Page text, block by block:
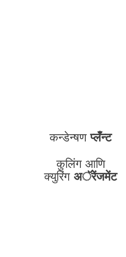
कन्डेन्षणप्लँन्ट
कुलिंग आणि
क्युरिंग अॅरेंजमेंट